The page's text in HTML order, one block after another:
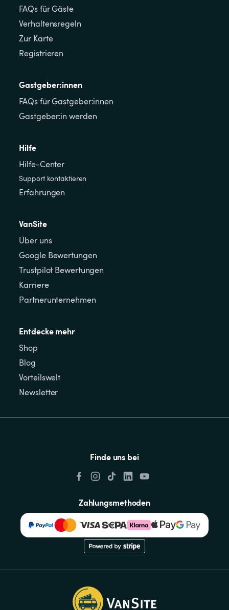
FAQs für Gäste
Verhaltensregeln
Zur Karte
Registrieren
Gastgeber:innen
FAQs für Gastgeber:innen
Gastgeber:in werden
Hilfe
Hilfe-Center
Support kontaktieren
Erfahrungen
VanSite
Über uns
Google Bewertungen
Trustpilot Bewertungen
Karriere
Partnerunternehmen
Entdecke mehr
Shop
Blog
Vorteilswelt
Newsletter
Finde uns bei
Zahlungsmethoden